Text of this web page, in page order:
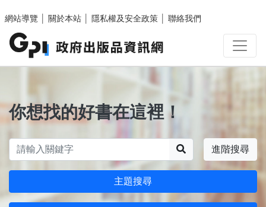
網站導覽
關於本站 隱私權及安全政策 聯絡我們
你想找的好書在這裡！
進階搜尋
主題搜尋